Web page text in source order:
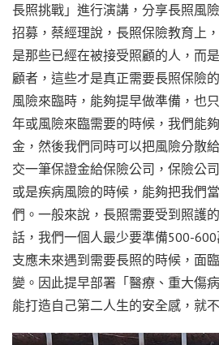
長照挑戰」進行演講，分享長照風
招募，蔡經理說，長照保險教育上
是那些已經在被接受照顧的人，而
顧者，這些才是真正需要長照保險
風險來臨時，能夠提早做準備，也
年或風險來臨需要的時候，我們能
金，然後我們同時可以把風險分散
交一筆保證金給保險公司，保險公
或是疾病風險的時候，能夠把我們
們。一般來說，長照需要受到照護
話，我們一個人最少要準備500-
支應未來遇到需要長照的時候，面
變。因此提早部署「醫療、重大傷
能打造自己第二人生的安全感，就